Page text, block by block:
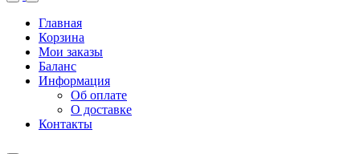
Главная
Корзина
Мои заказы
Баланс
Информация
Об оплате
О доставке
Контакты